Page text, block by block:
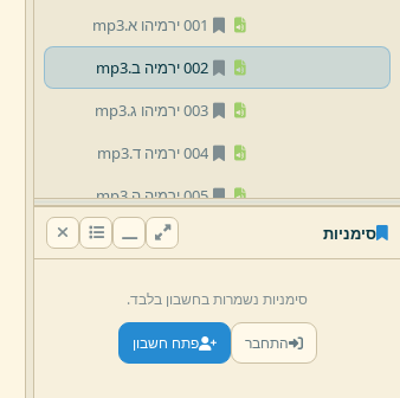
001 ירמיהו א.
mp3
002 ירמיה ב.
mp3
003 ירמיהו ג.
mp3
004 ירמיה ד.
mp3
005 ירמיה ה.
mp3
mp3
008 ירמיה ח.
mp3
009 ירמיה ט.
mp3
סימניות
סימניות נשמרות בחשבון בלבד.
התחבר פתח חשבון